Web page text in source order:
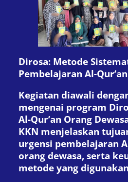
Dirosa: Metode
Pembelajaran Al-
Kegiatan diawali
mengenai program
Al-Qur’an Orang
KKN menjelaskan
urgensi pembelajaran
orang dewasa, serta
metode yang